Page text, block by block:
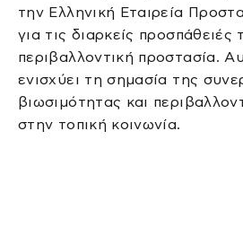
την Ελληνική Εταιρεία
για τις διαρκείς προσπάθειές
περιβαλλοντική προστασία.
ενισχύει τη σημασία της
βιωσιμότητας και
στην τοπική κοινωνία.